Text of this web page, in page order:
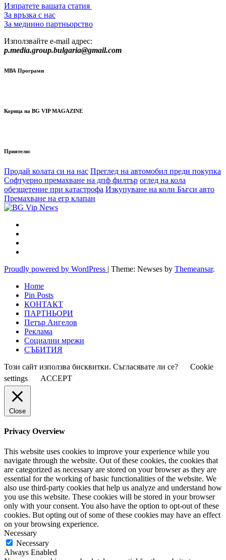
Изпратете вашата статия
За връзка с нас
За медиино партньорство
Използвайте e-mail адрес:
p.media.group.bulgaria@gmail.com
МВА Програми
Корица на BG VIP MAGAZINE
Приятели:
Продай колата си на нас Преглед на автомобил преди покупка
Софтуерно премахване на дпф филтър оглед на кола
обезщетение при катастрофа Изкупуване на коли Бъгси авто
Премахване на егр клапан
Proudly powered by WordPress | Theme: Newses by Themeansar.
Home
Pin Posts
КОНТАКТ
ПАРТНЬОРИ
Петър Ангелов
Реклама
Социални мрежи
СЪБИТИЯ
Този сайт използва бисквитки. Съгласявате ли се?
Cookie
settings
ACCEPT
Close
Privacy Overview
This website uses cookies to improve your experience while you
navigate through the website. Out of these cookies, the cookies that
are categorized as necessary are stored on your browser as they are
essential for the working of basic functionalities of the website. We
also use third-party cookies that help us analyze and understand how
you use this website. These cookies will be stored in your browser
only with your consent. You also have the option to opt-out of these
cookies. But opting out of some of these cookies may have an effect
on your browsing experience.
Necessary
Necessary
Always Enabled